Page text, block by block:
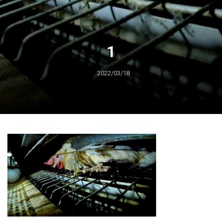
1
2022/03/18